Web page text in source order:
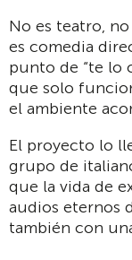
No es teatro, no
es comedia
punto de “te lo
que solo
el ambiente
El proyecto lo
grupo de
que la vida de
audios eternos
también con